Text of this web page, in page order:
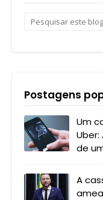
Postagens
Um
de
A